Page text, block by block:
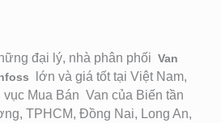
đại lý, nhà phân phối Van
lớn và giá tốt tại Việt Nam,
Mua Bán Van của Biến tần
TPHCM, Đồng Nai, Long An,